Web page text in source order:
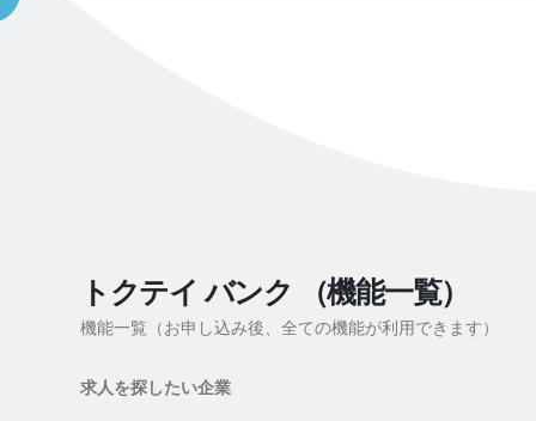
トクテイ バンク （機能一覧）
機能一覧（お申し込み後、全ての機能が利用できます）
求人を探したい企業